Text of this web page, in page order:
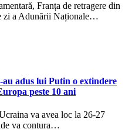
Franța de retragere din
zi a Adunării Naționale…
adus lui Putin o extindere
peste 10 ani
va avea loc la 26-27
va contura…